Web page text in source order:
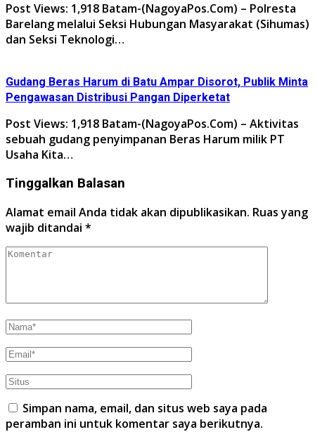
Post Views: 1,918 Batam-(NagoyaPos.Com) – Polresta
Barelang melalui Seksi Hubungan Masyarakat (Sihumas)
dan Seksi Teknologi…
Gudang Beras Harum di Batu Ampar Disorot, Publik Minta
Pengawasan Distribusi Pangan Diperketat
Post Views: 1,918 Batam-(NagoyaPos.Com) – Aktivitas
sebuah gudang penyimpanan Beras Harum milik PT
Usaha Kita…
Tinggalkan Balasan
Alamat email Anda tidak akan dipublikasikan. Ruas yang
wajib ditandai *
Simpan nama, email, dan situs web saya pada
peramban ini untuk komentar saya berikutnya.